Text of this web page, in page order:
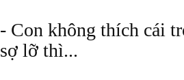
- Con không thích cái
sợ lỡ thì...